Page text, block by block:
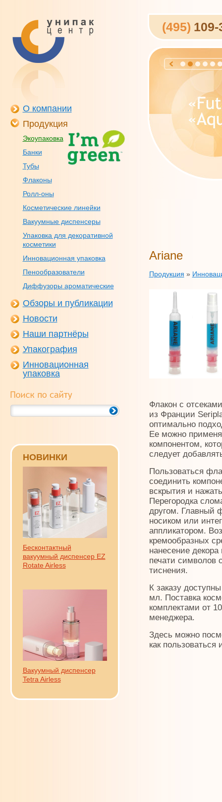
О компании
Продукция
Экоупаковка
Банки
Тубы
Флаконы
Ролл-оны
Косметические линейки
Вакуумные диспенсеры
Упаковка для декоративной
косметики
Инновационная упаковка
Пенообразователи
Диффузоры ароматические
Обзоры и публикации
Новости
Наши партнёры
Упакография
Инновационная
упаковка
НОВИНКИ
Бесконтактный
вакуумный диспенсер EZ
Rotate Airless
Вакуумный диспенсер
Tetra Airless
(495) 109-
Ariane
Продукция »
Флакон с
из Франции
оптимально
Ее можно
компонентом,
следует
Пользоваться
соединить
вскрытия и
Перегородка
другом. Главный
носиком или
аппликатором.
кремообразных
нанесение
печати символов
тиснения.
К заказу
мл. Поставка
комплектами от
менеджера.
Здесь можно
как пользоваться